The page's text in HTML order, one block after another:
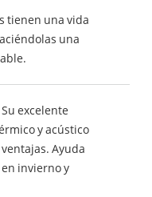
tienen una vida
una
Su excelente
y acústico
Ayuda
invierno y